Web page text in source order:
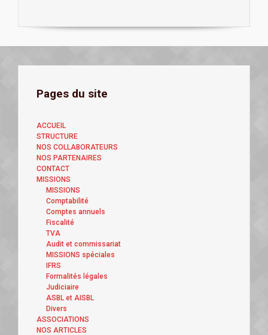
Pages du site
ACCUEIL
STRUCTURE
NOS COLLABORATEURS
NOS PARTENAIRES
CONTACT
MISSIONS
MISSIONS
Comptabilité
Comptes annuels
Fiscalité
TVA
Audit et commissariat
MISSIONS spéciales
IFRS
Formalités légales
Judiciaire
ASBL et AISBL
Divers
ASSOCIATIONS
NOS ARTICLES